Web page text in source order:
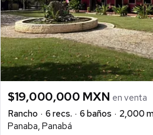
$19,000,000 MXN en venta
Rancho
6 recs. 6 baños
2,000
Panaba, Panabá